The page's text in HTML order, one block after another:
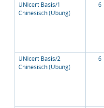
UNIcert Basis/1
Chinesisch (Übung)
6
UNIcert Basis/2
Chinesisch (Übung)
6